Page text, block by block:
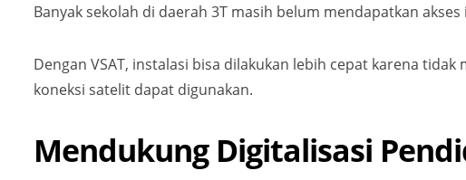
Banyak sekolah di daerah 3T masih belum mendapatkan
Dengan VSAT, instalasi bisa dilakukan lebih cepat karena
koneksi satelit dapat digunakan.
Mendukung Digitalisasi